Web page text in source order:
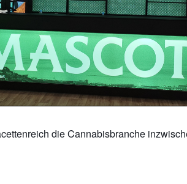
die Cannabisbranche